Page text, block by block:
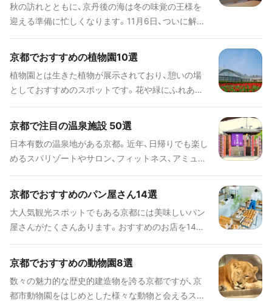
秋の訪れとともに、京丹後の海は冬の味覚の王様を
迎える準備に忙しくなります。11月6日、ついに解禁
美食の季節へと突入します。中でも「間人ガニ」は、
その希少性と絶品の味わいで知られる幻のブランド
ガニ。刺身、焼き、茹で、天ぷら、しゃぶしゃぶと、
様々な調理法で楽しめるのも魅力です。 京丹後に
は、日本海の美しい絶景が楽しめるスポットもたく
さんあり、天然温泉や絶品の料理を堪能できる宿泊
施設も揃っています。行くべき理由しかない、魅力的
なスポットの数々をご紹介します。 また、現在ふる
されています。海の京都・京丹後で、カニと温泉、そし
て美しい夕日を楽しむ冬の味覚旅を楽しんでみては
いかがでしょうか。 提供：京丹後ふるさと応援推進
京都でおすすめの植物園10選
植物園とは生きた植物が展示されており、憩いの場
としておすすめのスポットです。花や緑にふれあう
京都にある植物園を10選ご紹介します！
京都で注目の温泉施設 50選
日本有数の温泉地がある京都。近年、日帰りでも楽し
めるスパリゾートやサロン、フィットネス、アミュー
す。そこで今回は、定番から注目すべきおすすめスポ
ットまで幅広くご紹介します！
京都でおすすめのパン屋さん14選
大人気観光スポットでもある京都には美味しいパン
屋さんがたくさんあります。おすすめのお店を14個
京都でおすすめの動物園8選
数々の魅力的な歴史的建造物を誇る京都ですが、京
都市動物園をはじめとした様々な動物と会えるスポ